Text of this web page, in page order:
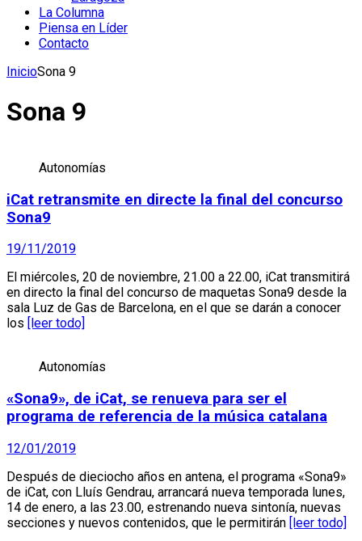
La Columna
Piensa en Líder
Contacto
InicioSona 9
Sona 9
Autonomías
iCat retransmite en directe la final del concurso
Sona9
19/11/2019
El miércoles, 20 de noviembre, 21.00 a 22.00, iCat transmitirá
en directo la final del concurso de maquetas Sona9 desde la
sala Luz de Gas de Barcelona, ​​en el que se darán a conocer
los
[leer todo]
Autonomías
«Sona9», de iCat, se renueva para ser el
programa de referencia de la música catalana
12/01/2019
Después de dieciocho años en antena, el programa «Sona9»
de iCat, con Lluís Gendrau, arrancará nueva temporada lunes,
14 de enero, a las 23.00, estrenando nueva sintonía, nuevas
secciones y nuevos contenidos, que le permitirán [leer todo]